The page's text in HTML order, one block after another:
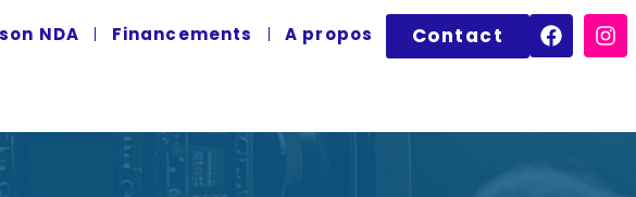
NDA Financements A propos Contact